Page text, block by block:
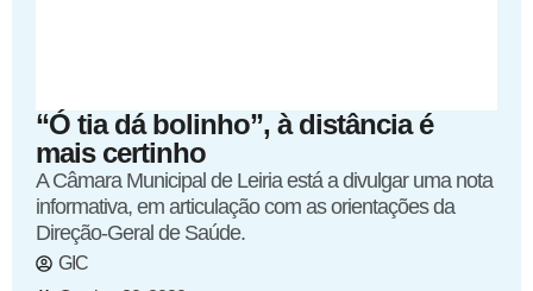
“Ó tia dá bolinho”, à distância é
mais certinho
A Câmara Municipal de Leiria está a divulgar uma nota
informativa, em articulação com as orientações da
Direção-Geral de Saúde.
GIC